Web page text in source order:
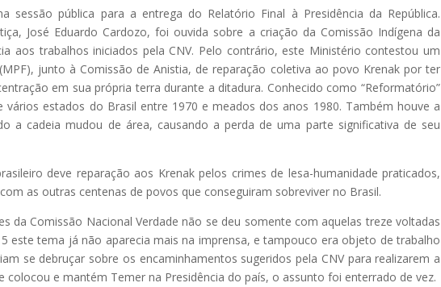
sessão pública para a entrega do Relatório Final à Presidência da República.
José Eduardo Cardozo, foi ouvida sobre a criação da Comissão Indígena da
aos trabalhos iniciados pela CNV. Pelo contrário, este Ministério contestou um
junto à Comissão de Anistia, de reparação coletiva ao povo Krenak por ter
em sua própria terra durante a ditadura. Conhecido como “Reformatório”
vários estados do Brasil entre 1970 e meados dos anos 1980. Também houve a
a cadeia mudou de área, causando a perda de uma parte significativa de seu
deve reparação aos Krenak pelos crimes de lesa-humanidade praticados,
as outras centenas de povos que conseguiram sobreviver no Brasil.
da Comissão Nacional Verdade não se deu somente com aquelas treze voltadas
este tema já não aparecia mais na imprensa, e tampouco era objeto de trabalho
se debruçar sobre os encaminhamentos sugeridos pela CNV para realizarem a
colocou e mantém Temer na Presidência do país, o assunto foi enterrado de vez.